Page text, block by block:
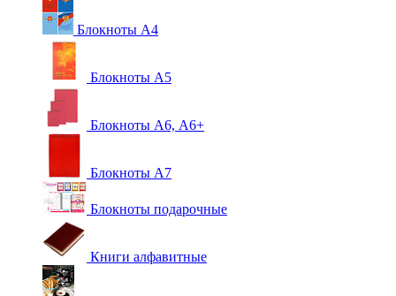
Блокноты А4
Блокноты А5
Блокноты А6, А6+
Блокноты А7
Блокноты подарочные
Книги алфавитные